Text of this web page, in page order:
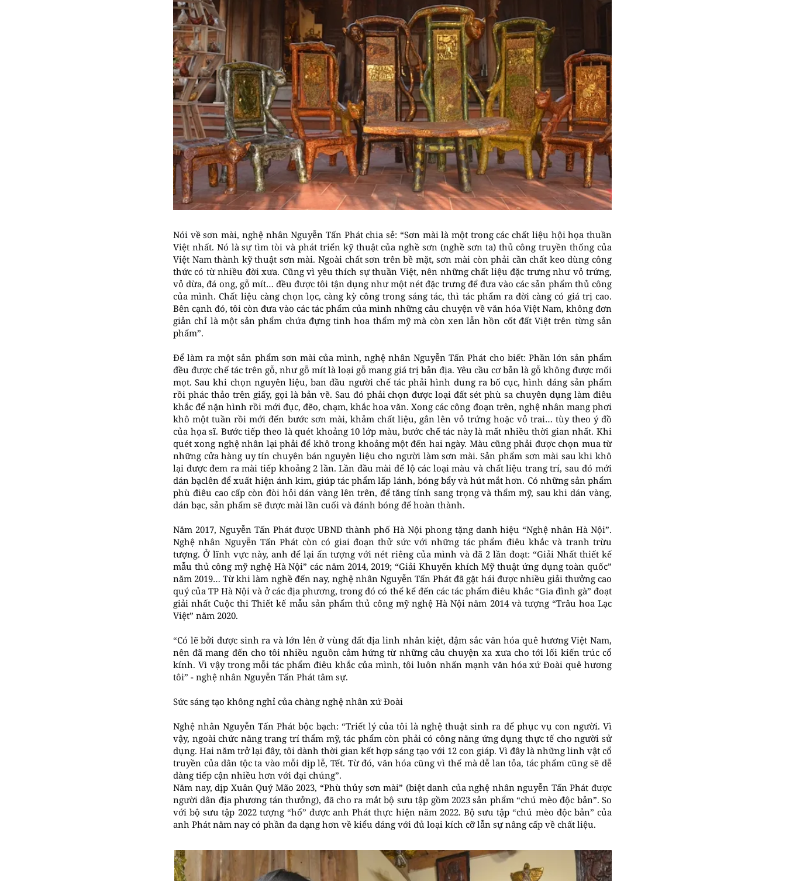
Nói về sơn mài, nghệ nhân Nguyễn Tấn Phát chia sẻ: “Sơn mài là một trong các chất liệu hội họa thuần
Việt nhất. Nó là sự tìm tòi và phát triển kỹ thuật của nghề sơn (nghề sơn ta) thủ công truyền thống của
Việt Nam thành kỹ thuật sơn mài. Ngoài chất sơn trên bề mặt, sơn mài còn phải cần chất keo dùng công
thức có từ nhiều đời xưa. Cũng vì yêu thích sự thuần Việt, nên những chất liệu đặc trưng như vỏ trứng,
vỏ dừa, đá ong, gỗ mít… đều được tôi tận dụng như một nét đặc trưng để đưa vào các sản phẩm thủ công
của mình. Chất liệu càng chọn lọc, càng kỳ công trong sáng tác, thì tác phẩm ra đời càng có giá trị cao.
Bên cạnh đó, tôi còn đưa vào các tác phẩm của mình những câu chuyện về văn hóa Việt Nam, không đơn
giản chỉ là một sản phẩm chứa đựng tinh hoa thẩm mỹ mà còn xen lẫn hồn cốt đất Việt trên từng sản
phẩm”.
Để làm ra một sản phẩm sơn mài của mình, nghệ nhân Nguyễn Tấn Phát cho biết: Phần lớn sản phẩm
đều được chế tác trên gỗ, như gỗ mít là loại gỗ mang giá trị bản địa. Yêu cầu cơ bản là gỗ không được mối
mọt. Sau khi chọn nguyên liệu, ban đầu người chế tác phải hình dung ra bố cục, hình dáng sản phẩm
rồi phác thảo trên giấy, gọi là bản vẽ. Sau đó phải chọn được loại đất sét phù sa chuyên dụng làm điêu
khắc để nặn hình rồi mới đục, đẽo, chạm, khắc hoa văn. Xong các công đoạn trên, nghệ nhân mang phơi
khô một tuần rồi mới đến bước sơn mài, khảm chất liệu, gắn lên vỏ trứng hoặc vỏ trai… tùy theo ý đồ
của họa sĩ. Bước tiếp theo là quét khoảng 10 lớp màu, bước chế tác này là mất nhiều thời gian nhất. Khi
quét xong nghệ nhân lại phải để khô trong khoảng một đến hai ngày. Màu cũng phải được chọn mua từ
những cửa hàng uy tín chuyên bán nguyên liệu cho người làm sơn mài. Sản phẩm sơn mài sau khi khô
lại được đem ra mài tiếp khoảng 2 lần. Lần đầu mài để lộ các loại màu và chất liệu trang trí, sau đó mới
dán bạclên để xuất hiện ánh kim, giúp tác phẩm lấp lánh, bóng bẩy và hút mắt hơn. Có những sản phẩm
phù điêu cao cấp còn đòi hỏi dán vàng lên trên, để tăng tính sang trọng và thẩm mỹ, sau khi dán vàng,
dán bạc, sản phẩm sẽ được mài lần cuối và đánh bóng để hoàn thành.
Năm 2017, Nguyễn Tấn Phát được UBND thành phố Hà Nội phong tặng danh hiệu “Nghệ nhân Hà Nội”.
Nghệ nhân Nguyễn Tấn Phát còn có giai đoạn thử sức với những tác phẩm điêu khắc và tranh trừu
tượng. Ở lĩnh vực này, anh để lại ấn tượng với nét riêng của mình và đã 2 lần đoạt: “Giải Nhất thiết kế
mẫu thủ công mỹ nghệ Hà Nội” các năm 2014, 2019; “Giải Khuyến khích Mỹ thuật ứng dụng toàn quốc”
năm 2019… Từ khi làm nghề đến nay, nghệ nhân Nguyễn Tấn Phát đã gặt hái được nhiều giải thưởng cao
quý của TP Hà Nội và ở các địa phương, trong đó có thể kể đến các tác phẩm điêu khắc “Gia đình gà” đoạt
giải nhất Cuộc thi Thiết kế mẫu sản phẩm thủ công mỹ nghệ Hà Nội năm 2014 và tượng “Trâu hoa Lạc
Việt” năm 2020.
“Có lẽ bởi được sinh ra và lớn lên ở vùng đất địa linh nhân kiệt, đậm sắc văn hóa quê hương Việt Nam,
nên đã mang đến cho tôi nhiều nguồn cảm hứng từ những câu chuyện xa xưa cho tới lối kiến trúc cổ
kính. Vì vậy trong mỗi tác phẩm điêu khắc của mình, tôi luôn nhấn mạnh văn hóa xứ Đoài quê hương
tôi” - nghệ nhân Nguyễn Tấn Phát tâm sự.
Sức sáng tạo không nghỉ của chàng nghệ nhân xứ Đoài
Nghệ nhân Nguyễn Tấn Phát bộc bạch: “Triết lý của tôi là nghệ thuật sinh ra để phục vụ con người. Vì
vậy, ngoài chức năng trang trí thẩm mỹ, tác phẩm còn phải có công năng ứng dụng thực tế cho người sử
dụng. Hai năm trở lại đây, tôi dành thời gian kết hợp sáng tạo với 12 con giáp. Vì đây là những linh vật cổ
truyền của dân tộc ta vào mỗi dịp lễ, Tết. Từ đó, văn hóa cũng vì thế mà dễ lan tỏa, tác phẩm cũng sẽ dễ
dàng tiếp cận nhiều hơn với đại chúng”.
Năm nay, dịp Xuân Quý Mão 2023, “Phù thủy sơn mài” (biệt danh của nghệ nhân nguyễn Tấn Phát được
người dân địa phương tán thưởng), đã cho ra mắt bộ sưu tập gồm 2023 sản phẩm “chú mèo độc bản”. So
với bộ sưu tập 2022 tượng “hổ” được anh Phát thực hiện năm 2022. Bộ sưu tập “chú mèo độc bản” của
anh Phát năm nay có phần đa dạng hơn về kiểu dáng với đủ loại kích cỡ lẫn sự nâng cấp về chất liệu.